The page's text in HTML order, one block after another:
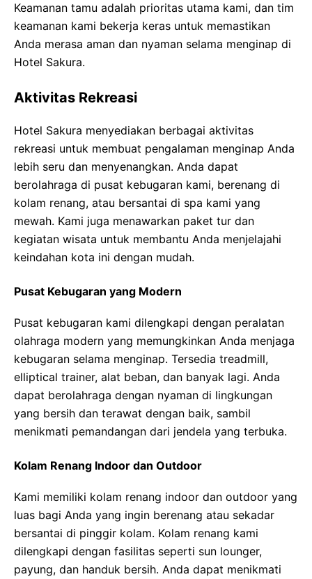
Keamanan tamu adalah prioritas utama kami, dan tim
keamanan kami bekerja keras untuk memastikan
Anda merasa aman dan nyaman selama menginap di
Hotel Sakura.
Aktivitas Rekreasi
Hotel Sakura menyediakan berbagai aktivitas
rekreasi untuk membuat pengalaman menginap Anda
lebih seru dan menyenangkan. Anda dapat
berolahraga di pusat kebugaran kami, berenang di
kolam renang, atau bersantai di spa kami yang
mewah. Kami juga menawarkan paket tur dan
kegiatan wisata untuk membantu Anda menjelajahi
keindahan kota ini dengan mudah.
Pusat Kebugaran yang Modern
Pusat kebugaran kami dilengkapi dengan peralatan
olahraga modern yang memungkinkan Anda menjaga
kebugaran selama menginap. Tersedia treadmill,
elliptical trainer, alat beban, dan banyak lagi. Anda
dapat berolahraga dengan nyaman di lingkungan
yang bersih dan terawat dengan baik, sambil
menikmati pemandangan dari jendela yang terbuka.
Kolam Renang Indoor dan Outdoor
Kami memiliki kolam renang indoor dan outdoor yang
luas bagi Anda yang ingin berenang atau sekadar
bersantai di pinggir kolam. Kolam renang kami
dilengkapi dengan fasilitas seperti sun lounger,
payung, dan handuk bersih. Anda dapat menikmati